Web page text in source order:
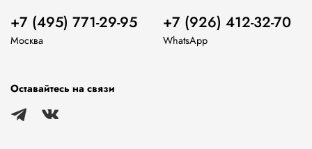
+7 (495) 771-29-95
Москва
+7 (926) 412-32-70
WhatsApp
Оставайтесь на связи